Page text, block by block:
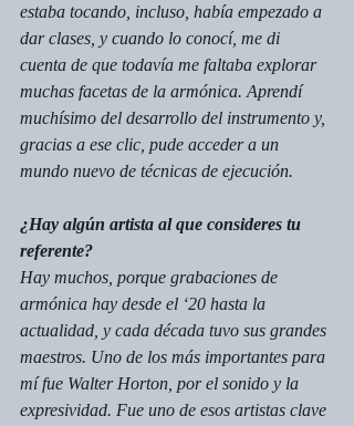
estaba tocando, incluso, había empezado a
dar clases, y cuando lo conocí, me di
cuenta de que todavía me faltaba explorar
muchas facetas de la armónica. Aprendí
muchísimo del desarrollo del instrumento y,
gracias a ese clic, pude acceder a un
mundo nuevo de técnicas de ejecución.
¿Hay algún artista al que consideres tu
referente?
Hay muchos, porque grabaciones de
armónica hay desde el ‘20 hasta la
actualidad, y cada década tuvo sus grandes
maestros. Uno de los más importantes para
mí fue Walter Horton, por el sonido y la
expresividad. Fue uno de esos artistas clave